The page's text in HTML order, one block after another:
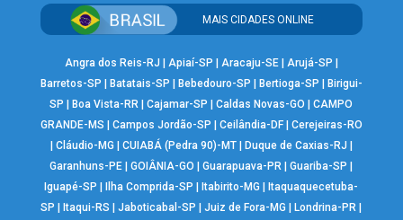
MAIS CIDADES ONLINE
Angra dos Reis-RJ | Apiaí-SP | Aracaju-SE| Arujá-SP |
Barretos-SP | Batatais-SP | Bebedouro-SP | Bertioga-SP | Birigui-
SP |Boa Vista-RR |Cajamar-SP |Caldas Novas-GO |CAMPO
GRANDE-MS | Campos Jordão-SP | Ceilândia-DF| Cerejeiras-RO
| Cláudio-MG | CUIABÁ (Pedra 90)-MT| Duque de Caxias-RJ |
Garanhuns-PE |GOIÂNIA-GO |Guarapuava-PR |Guariba-SP |
Iguapé-SP |Ilha Comprida-SP |Itabirito-MG |Itaquaquecetuba-
SP |Itaqui-RS |Jaboticabal-SP |Juiz de Fora-MG |Londrina-PR |